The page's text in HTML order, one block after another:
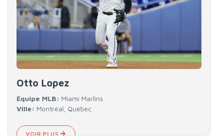
Otto Lopez
Équipe MLB: Miami Marlins
Ville: Montréal, Québec
VOIR PLUS